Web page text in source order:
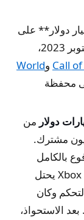
، والتي اكتملت في أكتوبر 2023،
Call وWorld
محفظة
من
ويخدم أكثر من 34 مليون مشترك.
بالكامل
بالاستحواذ. قبل Activision Blizzard، كان Xbox يحتل
وكان
الاستحواذ،